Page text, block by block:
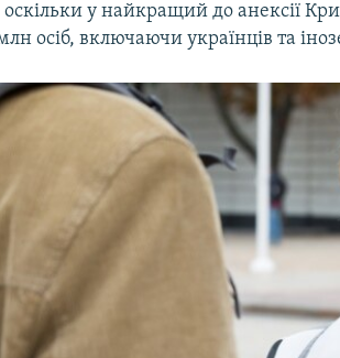
у найкращий до анексії
осіб, включаючи українців та